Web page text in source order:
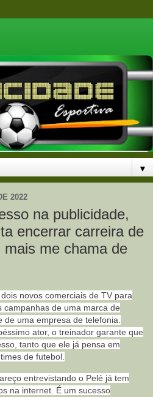
▼
2022
na publicidade,
encerrar carreira de
me chama de
novos comerciais de TV para
de uma marca de
uma empresa de telefonia.
ator, o treinador garante que
tanto que ele já pensa em
de futebol.
entrevistando o Pelé já tem
na internet. É um sucesso